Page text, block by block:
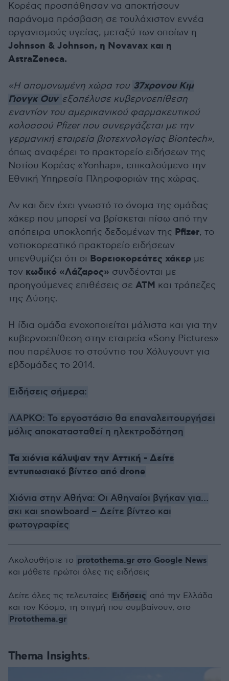
Κορέας προσπάθησαν να αποκτήσουν
παράνομα πρόσβαση σε τουλάχιστον εννέα
οργανισμούς υγείας, μεταξύ των οποίων η
Johnson & Johnson, η Novavax και η
AstraZeneca.
«Η απομονωμένη χώρα του 37χρονου Κιμ
Γιονγκ Ουν εξαπέλυσε κυβερνοεπίθεση
εναντίον του αμερικανικού φαρμακευτικού
κολοσσού Pfizer που συνεργάζεται με την
γερμανική εταιρεία βιοτεχνολογίας Biontech»,
όπως αναφέρει το πρακτορείο ειδήσεων της
Νοτίου Κορέας «Yonhap», επικαλούμενο την
Εθνική Υπηρεσία Πληροφοριών της χώρας.
Αν και δεν έχει γνωστό το όνομα της ομάδας
χάκερ που μπορεί να βρίσκεται πίσω από την
απόπειρα υποκλοπής δεδομένων της Pfizer, το
νοτιοκορεατικό πρακτορείο ειδήσεων
υπενθυμίζει ότι οι Βορειοκορεάτες χάκερ με
τον κωδικό «Λάζαρος» συνδέονται με
προηγούμενες επιθέσεις σε ΑΤΜ και τράπεζες
της Δύσης.
Η ίδια ομάδα ενοχοποιείται μάλιστα και για την
κυβερνοεπίθεση στην εταιρεία «Sony Pictures»
που παρέλυσε το στούντιο του Χόλυγουντ για
εβδομάδες το 2014.
Ειδήσεις σήμερα:
ΛΑΡΚΟ: Το εργοστάσιο θα επαναλειτουργήσει
μόλις αποκατασταθεί η ηλεκτροδότηση
Τα χιόνια κάλυψαν την Αττική - Δείτε
εντυπωσιακό βίντεο από drone
Χιόνια στην Αθήνα: Οι Αθηναίοι βγήκαν για…
σκι και snowboard – Δείτε βίντεο και
φωτογραφίες
Thema Insights
Ακολουθήστε το protothema.gr στο Google News
και μάθετε πρώτοι όλες τις ειδήσεις
Δείτε όλες τις τελευταίες Ειδήσεις από την Ελλάδα
και τον Κόσμο, τη στιγμή που συμβαίνουν, στο
Protothema.gr